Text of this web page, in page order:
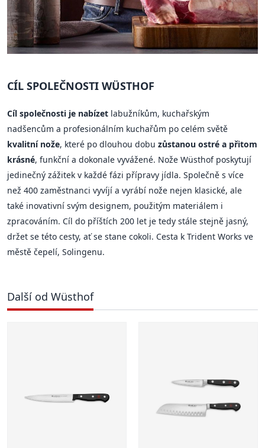
CÍL SPOLEČNOSTI WÜSTHOF
Cíl společnosti je nabízet labužníkům, kuchařským
nadšencům a profesionálním kuchařům po celém světě
kvalitní nože, které po dlouhou dobu zůstanou ostré a přitom
krásné, funkční a dokonale vyvážené. Nože Wüsthof poskytují
jedinečný zážitek v každé fázi přípravy jídla. Společně s více
než 400 zaměstnanci vyvíjí a vyrábí nože nejen klasické, ale
také inovativní svým designem, použitým materiálem i
zpracováním. Cíl do příštích 200 let je tedy stále stejně jasný,
držet se této cesty, ať se stane cokoli. Cesta k Trident Works ve
městě čepelí, Solingenu.
Další od Wüsthof